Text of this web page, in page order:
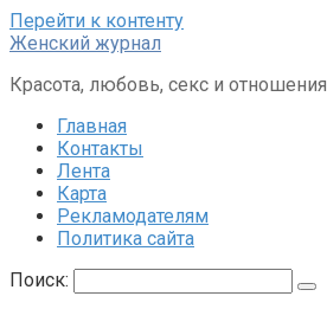
Перейти к контенту
Женский журнал
Красота, любовь, секс и отношения
Главная
Контакты
Лента
Карта
Рекламодателям
Политика сайта
Поиск: